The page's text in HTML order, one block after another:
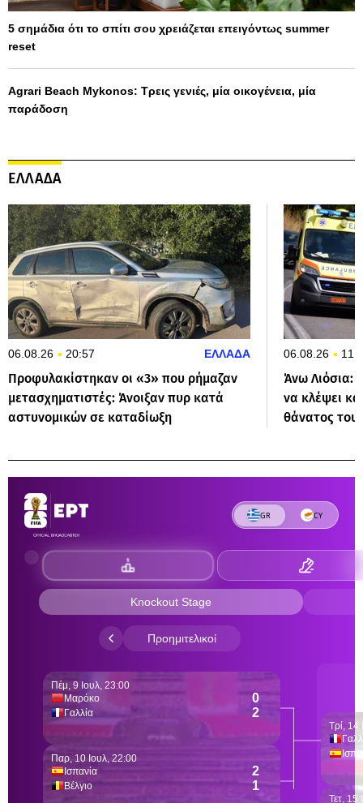
5 σημάδια ότι το σπίτι σου χρειάζεται επειγόντως summer
reset
Agrari Beach Mykonos: Τρεις γενιές, μία οικογένεια, μία
παράδοση
ΕΛΛΑΔΑ
06.08.26 20:57 ΕΛΛΑΔΑ
Προφυλακίστηκαν οι «3» που ρήμαζαν
μετασχηματιστές: Άνοιξαν πυρ κατά
αστυνομικών σε καταδίωξη
06.08.26
Άνω Λιόσια:
να κλέψει
θάνατος του